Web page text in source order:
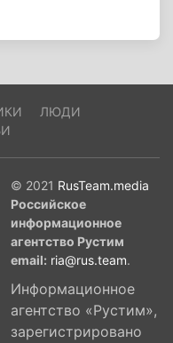
ЛЮДИ
© 2021 RusTeam.media
Российское
информационное
агентство Рустим
email: ria@rus.team.
Информационное
агентство «Рустим»,
зарегистрировано